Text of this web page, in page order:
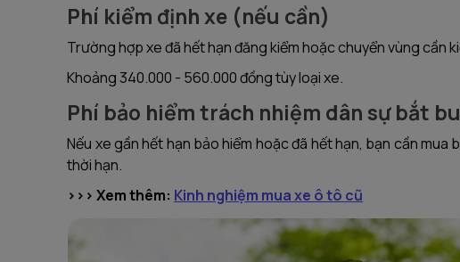
Phí kiểm định xe (nếu cần)
Trường hợp xe đã hết hạn đăng kiểm hoặc chuyển vùng cần
Khoảng 340.000 - 560.000 đồng tùy loại xe.
Phí bảo hiểm trách nhiệm dân sự bắt
Nếu xe gần hết hạn bảo hiểm hoặc đã hết hạn, bạn cần
thời hạn.
>>> Xem thêm: Kinh nghiệm mua xe ô tô cũ